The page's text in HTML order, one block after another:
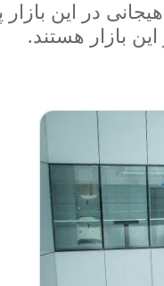
در این بازار
بازار هستند.